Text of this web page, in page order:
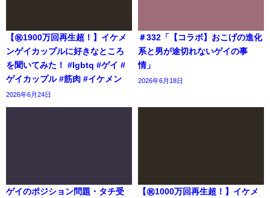
【㊗️1900万回再生超！】イケメ
ンゲイカップルに好きなところ
を聞いてみた！ #lgbtq #ゲイ #
ゲイカップル #筋肉 #イケメン
2026年6月24日
＃332「【コラボ】おこげの進化
系と男が途切れないゲイの事
情」
2026年6月18日
ゲイのポジション問題・タチ受
【㊗️1000万回再生超！】イケメ